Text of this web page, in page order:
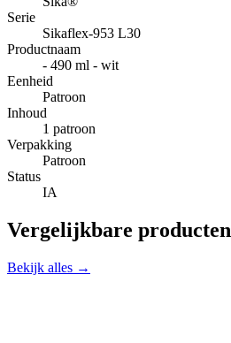
Serie
Sikaflex-953 L30
Productnaam
- 490 ml - wit
Eenheid
Patroon
Inhoud
1 patroon
Verpakking
Patroon
Status
IA
Vergelijkbare producten
Bekijk alles →